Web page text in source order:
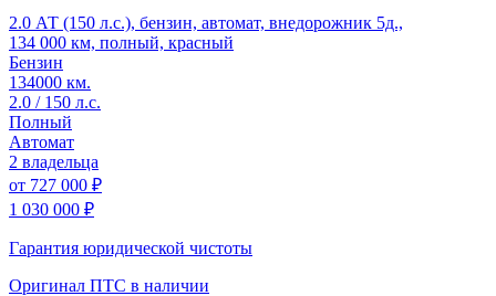
2.0 АТ (150 л.с.), бензин, автомат, внедорожник 5д.,
134 000 км, полный, красный
Бензин
134000 км.
2.0 / 150 л.с.
Полный
Автомат
2 владельца
от 727 000 ₽
1 030 000 ₽
Гарантия юридической чистоты
Оригинал ПТС в наличии